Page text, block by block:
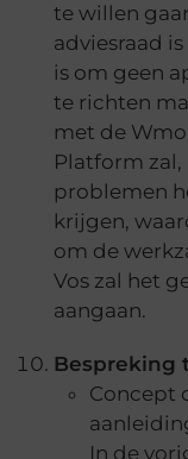
te willen
adviesraad
is om geen
te richten
met de
Platform zal,
problemen
krijgen,
om de
Vos zal het
aangaan.
Bespreking
Concept
In de